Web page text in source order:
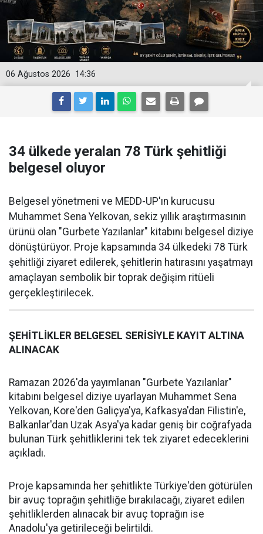
14:36
06 Ağustos 2026
34 ülkede yeralan 78 Türk şehitliği
belgesel oluyor
Belgesel yönetmeni ve MEDD-UP'ın kurucusu
Muhammet Sena Yelkovan, sekiz yıllık araştırmasının
ürünü olan "Gurbete Yazılanlar" kitabını belgesel diziye
dönüştürüyor. Proje kapsamında 34 ülkedeki 78 Türk
şehitliği ziyaret edilerek, şehitlerin hatırasını yaşatmayı
amaçlayan sembolik bir toprak değişim ritüeli
gerçekleştirilecek.
ŞEHİTLİKLER BELGESEL SERİSİYLE KAYIT ALTINA
ALINACAK
Ramazan 2026'da yayımlanan "Gurbete Yazılanlar"
kitabını belgesel diziye uyarlayan Muhammet Sena
Yelkovan, Kore'den Galiçya'ya, Kafkasya'dan Filistin'e,
Balkanlar'dan Uzak Asya'ya kadar geniş bir coğrafyada
bulunan Türk şehitliklerini tek tek ziyaret edeceklerini
açıkladı.
Proje kapsamında her şehitlikte Türkiye'den götürülen
bir avuç toprağın şehitliğe bırakılacağı, ziyaret edilen
şehitliklerden alınacak bir avuç toprağın ise
Anadolu'ya getirileceği belirtildi.